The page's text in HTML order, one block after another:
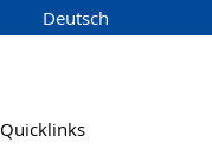
Deutsch
Quicklinks